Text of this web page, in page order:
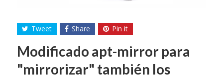
Tweet Share Pin it
Modificado apt-mirror para
"mirrorizar" también los